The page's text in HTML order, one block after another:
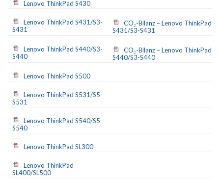
Lenovo ThinkPad S430
Lenovo ThinkPad S431/S3-
S431
CO₂-Bilanz – Lenovo ThinkPad
S431/S3-S431
Lenovo ThinkPad S440/S3-
S440
CO₂-Bilanz – Lenovo ThinkPad
S440/S3-S440
Lenovo ThinkPad S500
Lenovo ThinkPad S531/S5-
S531
Lenovo ThinkPad S540/S5-
S540
Lenovo ThinkPad SL300
Lenovo ThinkPad
SL400/SL500